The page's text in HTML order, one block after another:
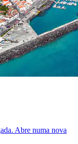
Abre numa nova